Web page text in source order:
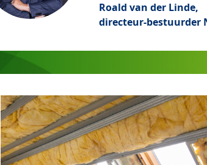
Roald van der Linde,
directeur-bestuurder